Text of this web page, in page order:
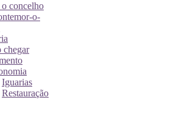
concelho
o-
chegar
Iguarias
Restauração